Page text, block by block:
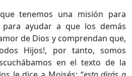
tenemos una misión para
para ayudar a que los demás
de Dios y comprendan que,
Hijos!, por tanto, somos
en el texto de la